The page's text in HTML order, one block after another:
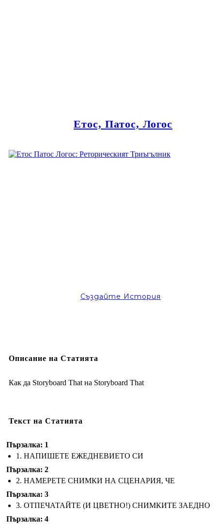
Етос, Патос, Логос
Създайте История
Описание на Статията
Как да Storyboard That на Storyboard That
Текст на Статията
Пързалка: 1
1. НАПИШЕТЕ ЕЖЕДНЕВИЕТО СИ
Пързалка: 2
2. НАМЕРЕТЕ СНИМКИ НА СЦЕНАРИЯ, ЧЕ
Пързалка: 3
3. ОТПЕЧАТАЙТЕ (И ЦВЕТНО!) СНИМКИТЕ ЗАЕДНО
Пързалка: 4